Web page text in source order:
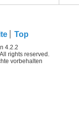
Top
4.2.2
rights reserved.
vorbehalten